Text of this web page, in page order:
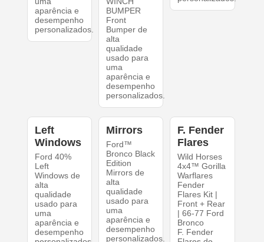
aparência e
desempenho
personalizados.
BUMPER
Front
Bumper de
alta
qualidade
usado para
uma
aparência e
desempenho
personalizados.
Left
Windows
Ford 40%
Left
Windows de
alta
qualidade
usado para
uma
aparência e
desempenho
Mirrors
Ford™
Bronco Black
Edition
Mirrors de
alta
qualidade
usado para
uma
aparência e
desempenho
personalizados.
F. Fender
Flares
Wild Horses
4x4™ Gorilla
Warflares
Fender
Flares Kit |
Front + Rear
| 66-77 Ford
Bronco
F. Fender